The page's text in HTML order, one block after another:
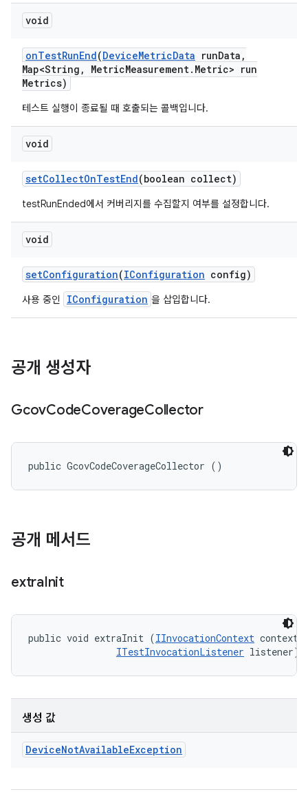
void
onTestRunEnd(DeviceMetricData runData ,
Map<String , MetricMeasurement. Metric> run
Metrics)
테스트 실행이 종료될 때 호출되는 콜백입니다.
void
setCollectOnTestEnd(boolean collect)
testRunEnded에서 커버리지를 수집할지 여부를 설정합니다.
void
setConfiguration(IConfiguration config)
사용 중인 IConfiguration 을 삽입합니다.
공개 생성자
GcovCodeCoverageCollector
public GcovCodeCoverageCollector ()
공개 메서드
extraInit
public void extraInit (IInvocationContext
ITestInvocationListener listener)
생성 값
DeviceNotAvailableException